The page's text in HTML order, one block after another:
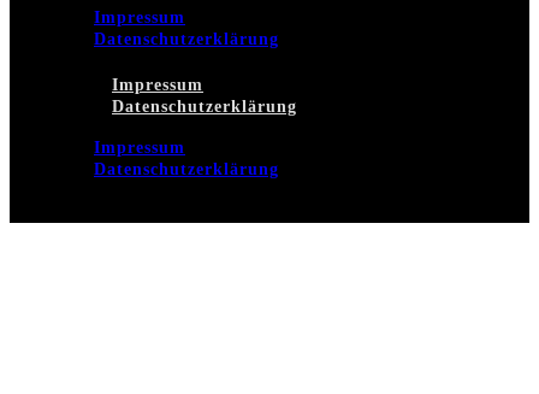
Impressum
Datenschutzerklärung
Impressum
Datenschutzerklärung
Impressum
Datenschutzerklärung